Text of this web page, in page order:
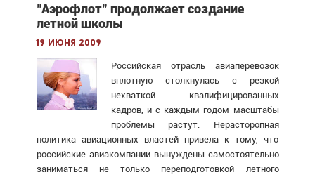
"Аэрофлот" продолжает создание
летной школы
19 июня 2009
Российская отрасль авиаперевозок
вплотную столкнулась с резкой
нехваткой квалифицированных
кадров, и с каждым годом масштабы
проблемы растут. Нерасторопная
политика авиационных властей привела к тому, что
российские авиакомпании вынуждены самостоятельно
заниматься не только переподготовкой летного